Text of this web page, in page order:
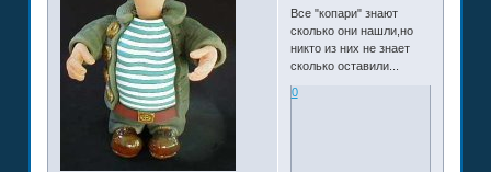
Все "копари" знают
сколько они нашли,но
никто из них не знает
сколько оставили...
0